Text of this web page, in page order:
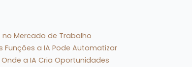
no Mercado de Trabalho
Funções a IA Pode Automatizar
a IA Cria Oportunidades